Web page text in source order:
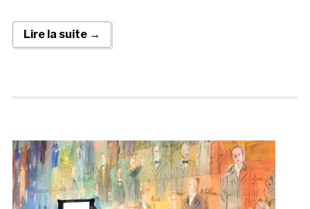
Lire la suite →